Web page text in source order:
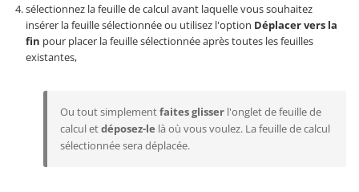
sélectionnez la feuille de calcul avant laquelle vous souhaitez
insérer la feuille sélectionnée ou utilisez l'option Déplacer vers la
fin pour placer la feuille sélectionnée après toutes les feuilles
existantes,
Ou tout simplementfaites glisser l'onglet de feuille de
calcul etdéposez-le là où vous voulez. La feuille de calcul
sélectionnée sera déplacée.